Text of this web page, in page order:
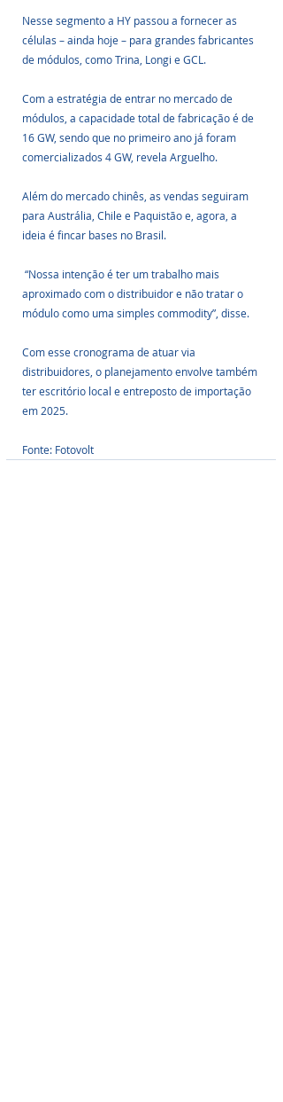
Nesse segmento a HY passou a fornecer as
células – ainda hoje – para grandes fabricantes
de módulos, como Trina, Longi e GCL.
Com a estratégia de entrar no mercado de
módulos, a capacidade total de fabricação é de
16 GW, sendo que no primeiro ano já foram
comercializados 4 GW, revela Arguelho.
Além do mercado chinês, as vendas seguiram
para Austrália, Chile e Paquistão e, agora, a
ideia é fincar bases no Brasil.
aproximado com o distribuidor e não tratar o
módulo como uma simples commodity”, disse.
Com esse cronograma de atuar via
distribuidores, o planejamento envolve também
ter escritório local e entreposto de importação
em 2025.
Fonte: Fotovolt